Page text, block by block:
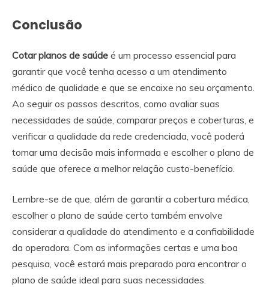
Conclusão
Cotar planos de saúde é um processo essencial para
garantir que você tenha acesso a um atendimento
médico de qualidade e que se encaixe no seu orçamento.
Ao seguir os passos descritos, como avaliar suas
necessidades de saúde, comparar preços e coberturas, e
verificar a qualidade da rede credenciada, você poderá
tomar uma decisão mais informada e escolher o plano de
saúde que oferece a melhor relação custo-benefício.
Lembre-se de que, além de garantir a cobertura médica,
escolher o plano de saúde certo também envolve
considerar a qualidade do atendimento e a confiabilidade
da operadora. Com as informações certas e uma boa
pesquisa, você estará mais preparado para encontrar o
plano de saúde ideal para suas necessidades.